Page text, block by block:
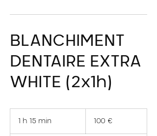
BLANCHIMENT
DENTAIRE EXTRA
WHITE (2x1h)
1 h 15 min
euros
100 €